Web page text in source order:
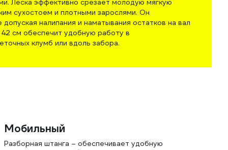
Леска эффективно срезает молодую мягкую
сухостоем и плотными зарослями. Он
налипания и наматывания остатков на вал
см обеспечит удобную работу в
клумб или вдоль забора.
Мобильный
Разборная штанга – обеспечивает удобную